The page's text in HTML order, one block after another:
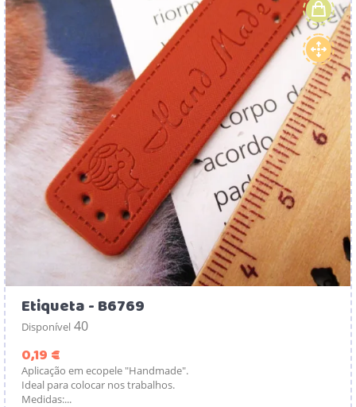
Etiqueta - B6769
Disponível 40
0,19 €
Aplicação em ecopele "Handmade".
Ideal para colocar nos trabalhos.
Medidas:...